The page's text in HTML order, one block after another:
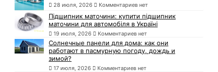
28 июля, 2026 Комментариев нет
Підшипник маточини: купити підшипник
маточини для автомобіля в Україні
19 июля, 2026 Комментариев нет
Солнечные панели для дома: как они
работают в пасмурную погоду, дождь и
зимой?
17 июля, 2026 Комментариев нет